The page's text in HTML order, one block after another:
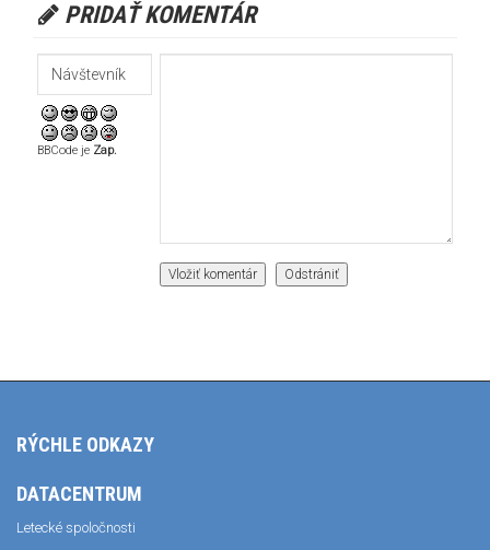
PRIDAŤ KOMENTÁR
BBCode je Zap.
RÝCHLE ODKAZY
DATACENTRUM
Letecké spoločnosti